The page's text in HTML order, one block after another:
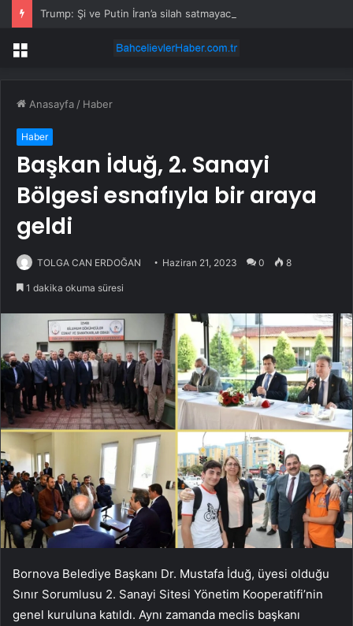
Trump: Şi ve Putin İran’a silah satmayacaklarını söyledi
Menü
Anasayfa / Haber
Haber
Başkan İduğ, 2. Sanayi
Bölgesi esnafıyla bir araya
geldi
TOLGA CAN ERDOĞAN Haziran 21, 2023 0 8
1 dakika okuma süresi
Bornova Belediye Başkanı Dr. Mustafa İduğ, üyesi olduğu
Sınır Sorumlusu 2. Sanayi Sitesi Yönetim Kooperatifi’nin
genel kuruluna katıldı. Aynı zamanda meclis başkanı